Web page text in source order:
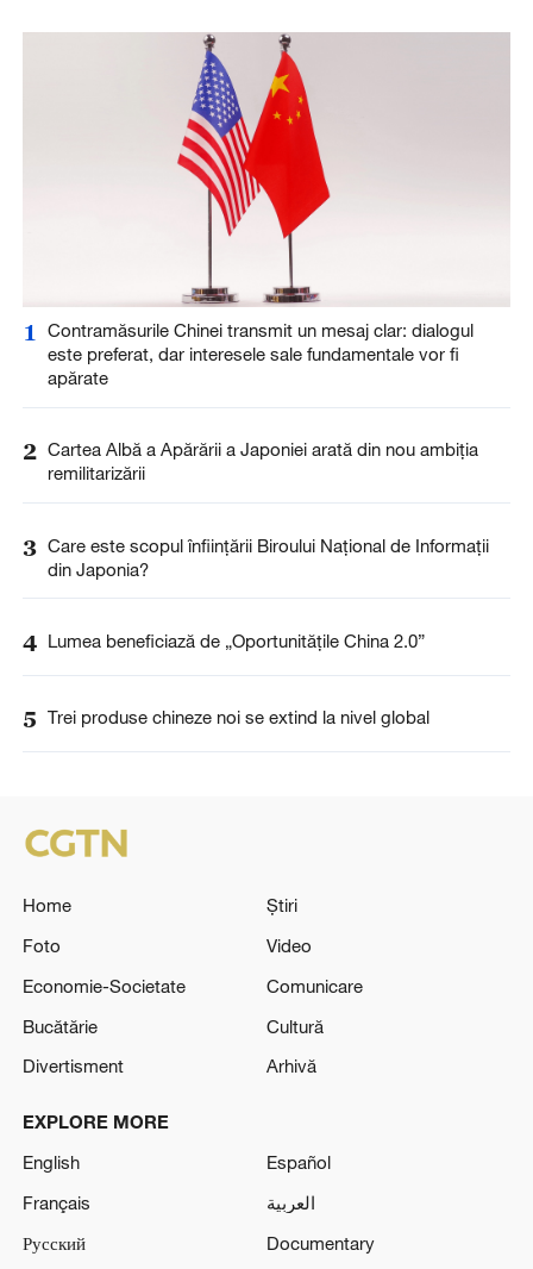
1
Contramăsurile Chinei transmit un mesaj clar: dialogul
este preferat, dar interesele sale fundamentale vor fi
apărate
2 Cartea Albă a Apărării a Japoniei arată din nou ambiția
remilitarizării
3 Care este scopul înființării Biroului Național de Informații
din Japonia?
4 Lumea beneficiază de „Oportunitățile China 2.0”
5 Trei produse chineze noi se extind la nivel global
Home
Știri
Foto
Video
Economie-Societate
Comunicare
Bucătărie
Cultură
Divertisment
Arhivă
EXPLORE MORE
English
Español
Français
العربية
Русский
Documentary